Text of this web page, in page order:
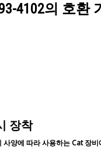
4102의 호환
장착
사양에 따라 사용하는 Cat 장